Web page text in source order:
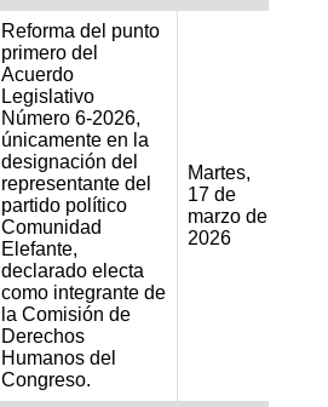
Reforma del punto
primero del
Acuerdo
Legislativo
Número 6-2026,
únicamente en la
designación del
representante del
partido político
Comunidad
Elefante,
declarado electa
como integrante de
la Comisión de
Derechos
Humanos del
Congreso.
Martes,
17 de
marzo de
2026